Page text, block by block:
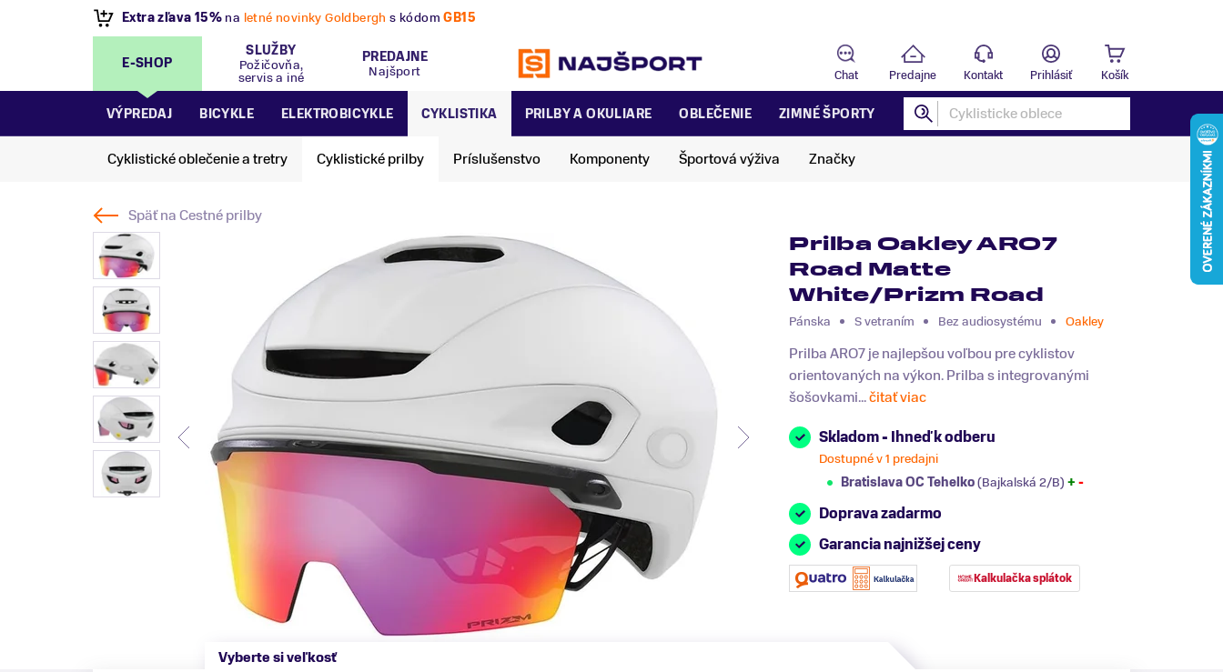
VÝPREDAJ- Zľavy až 70%.Pripravte sa na letnú a zimnú sezónu už dnes!
E-SHOP
SLUŽBY
Požičovňa,
servis a iné
PREDAJNE
Najšport
Chat Predajne Kontakt Prihlásiť Košík
VÝPREDAJ BICYKLE ELEKTROBICYKLE CYKLISTIKA PRILBY A OKULIARE OBLEČENIE ZIMNÉ ŠPORTY
Cyklistické oblečenie a tretry Cyklistické prilby Príslušenstvo Komponenty Športová výživa Značky
Späť naCestné prilby
Prilba Oakley ARO7
Road Matte
White/Prizm Road
Pánska S vetraním Bez audiosystému Oakley
Prilba ARO7 je najlepšou voľbou pre cyklistov
orientovaných na výkon. Prilba s integrovanými
šošovkami...čitať viac
Skladom - Ihneď k odberu
Dostupné v 1 predajni
Bratislava OC Tehelko(Bajkalská 2/B) + -
Doprava zadarmo
Garancia najnižšej ceny
Kalkulačka splátok
Vyberte si veľkosť